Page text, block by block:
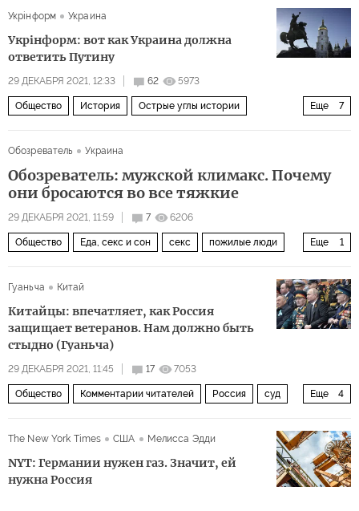
Укрiнформ Украина
Укрінформ: вот как Украина должна
ответить Путину
29 ДЕКАБРЯ 2021, 12:33 62 5973
Еще 7
Общество История Острые углы истории
взгляд на историю
Обозреватель Украина
Обозреватель: мужской климакс. Почему
они бросаются во все тяжкие
29 ДЕКАБРЯ 2021, 11:59 7 6206
Еще 1
Общество Еда, секс и сон секс пожилые люди
Гуаньча
Китай
Китайцы: впечатляет, как Россия
защищает ветеранов. Нам должно быть
стыдно (Гуаньча)
29 ДЕКАБРЯ 2021, 11:45 17 7053
Еще 4
Общество Комментарии читателей Россия суд
The New York Times США Мелисса Эдди
NYT: Германии нужен газ. Значит, ей
нужна Россия